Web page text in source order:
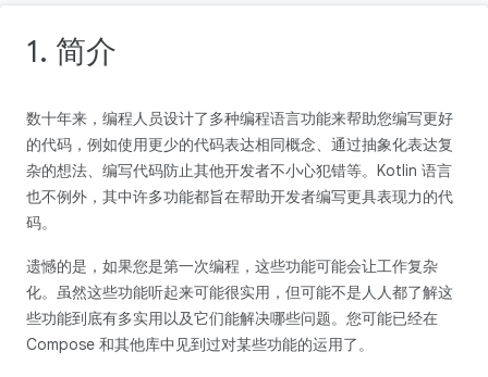
1. 简介
数十年来，编程人员设计了多种编程语言功能来帮助您编写更好
的代码，例如使用更少的代码表达相同概念、通过抽象化表达复
杂的想法、编写代码防止其他开发者不小心犯错等。Kotlin 语言
也不例外，其中许多功能都旨在帮助开发者编写更具表现力的代
码。
遗憾的是，如果您是第一次编程，这些功能可能会让工作复杂
化。虽然这些功能听起来可能很实用，但可能不是人人都了解这
些功能到底有多实用以及它们能解决哪些问题。您可能已经在
Compose 和其他库中见到过对某些功能的运用了。